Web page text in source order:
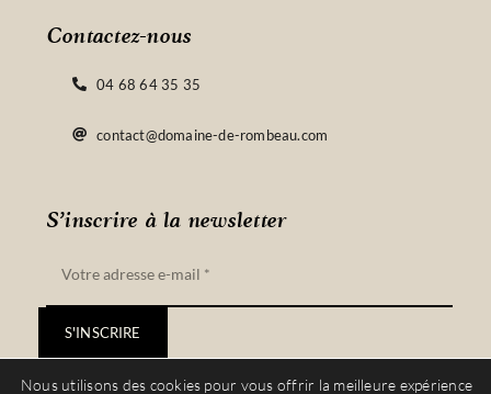
S’inscrire à la newsletter
S'INSCRIRE
Contactez-nous
04 68 64 35 35
contact@domaine-de-rombeau.com
Nous utilisons des cookies pour vous offrir la meilleure expérience